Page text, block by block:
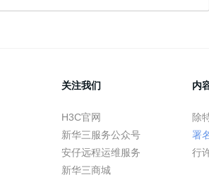
关注我们
H3C官网
新华三服务公众号
安仔远程运维服务
新华三商城
内
除
署
行